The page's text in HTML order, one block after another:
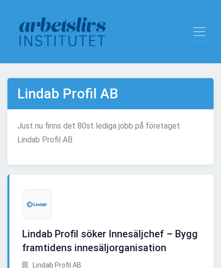
Lindab Profil AB
Just nu finns det 80st lediga jobb på företaget
Lindab Profil AB.
Lindab Profil söker Innesäljchef – Bygg
framtidens innesäljorganisation
Lindab Profil AB